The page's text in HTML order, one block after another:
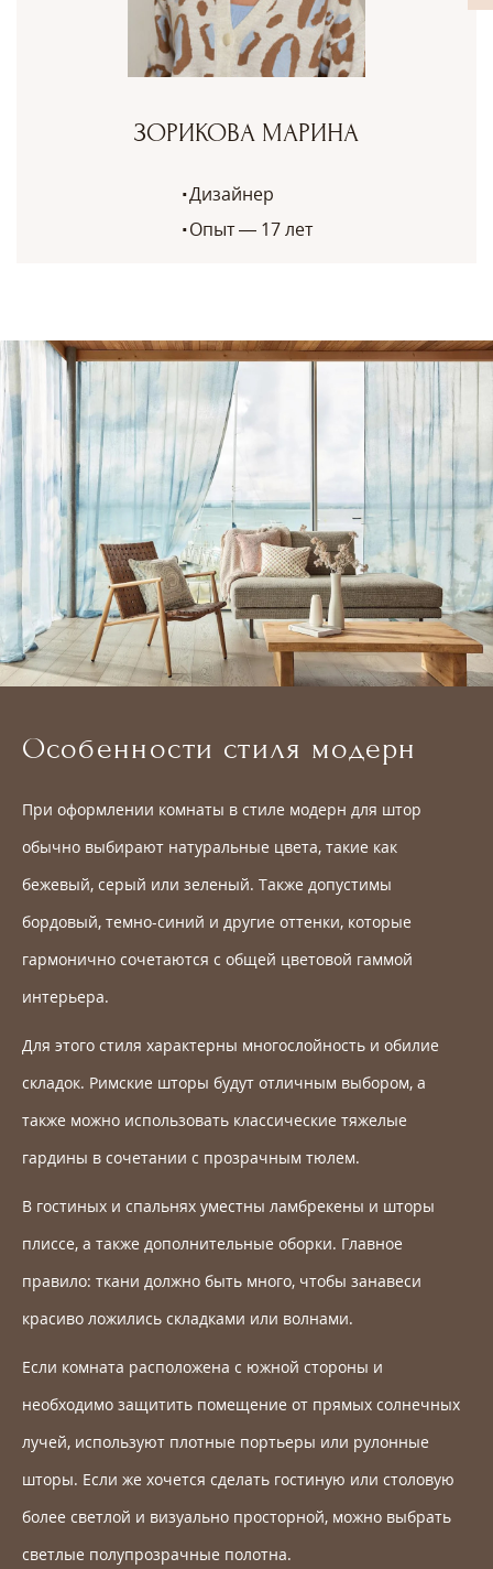
ЗОРИКОВА МАРИНА
Дизайнер
Опыт — 17 лет
Особенности стиля модерн
При оформлении комнаты в стиле модерн для штор
обычно выбирают натуральные цвета, такие как
бежевый, серый или зеленый. Также допустимы
бордовый, темно-синий и другие оттенки, которые
гармонично сочетаются с общей цветовой гаммой
интерьера.
Для этого стиля характерны многослойность и обилие
складок. Римские шторы будут отличным выбором, а
также можно использовать классические тяжелые
гардины в сочетании с прозрачным тюлем.
В гостиных и спальнях уместны ламбрекены и шторы
плиссе, а также дополнительные оборки. Главное
правило: ткани должно быть много, чтобы занавеси
красиво ложились складками или волнами.
Если комната расположена с южной стороны и
необходимо защитить помещение от прямых солнечных
лучей, используют плотные портьеры или рулонные
шторы. Если же хочется сделать гостиную или столовую
более светлой и визуально просторной, можно выбрать
светлые полупрозрачные полотна.